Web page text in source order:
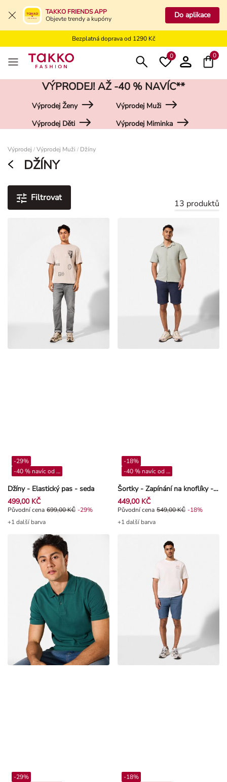
TAKKO FRIENDS APP
Objevte trendy a kupóny
Do aplikace
Bezplatné vrácení na kamennou prodejnu
Doprava zdarma do vaší pobočky od 499 Kč
Bezplatná doprava od 1290 Kč
Bezplatné vrácení na kamennou prodejnu0 0
VÝPRODEJ! AŽ -40 % NAVÍC**
Výprodej Ženy
Výprodej Muži
Výprodej Děti
Výprodej Miminka
Výprodej / Výprodej Muži / Džíny
DŽÍNY
Filtrovat
13 produktů
Džíny - Elastický pas - seda
-29%
-40 % navíc od 4**
499,00 KČ
Původní cena 699,00 Kč, Sleva -29%
Původní cena 699,00 KČ -29%
+1 další barva
Šortky - Zapínání na knoflíky - Tmavě modrá
-18%
-40 % navíc od 4**
449,00 KČ
Původní cena 549,00 Kč, Sleva -
Původní cena 549,00 KČ -18%
+1 další barva
-29%
-18%